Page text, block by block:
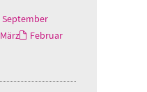
September
März
Februar